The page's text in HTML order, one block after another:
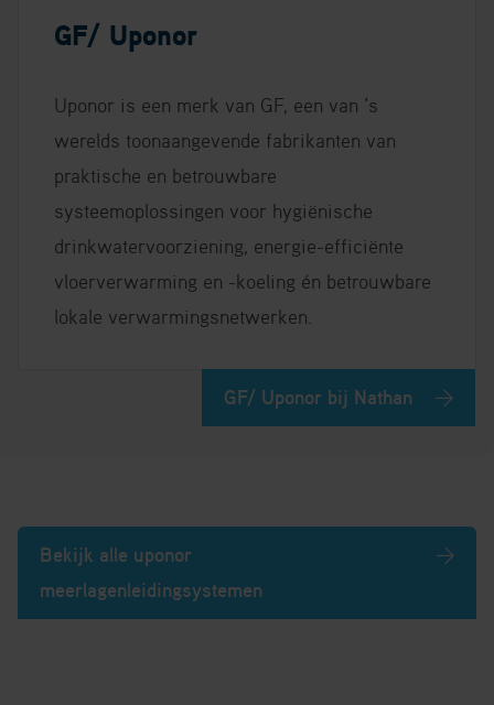
GF/ Uponor
Uponor is een merk van GF, een van ‘s
werelds toonaangevende fabrikanten van
praktische en betrouwbare
systeemoplossingen voor hygiënische
drinkwatervoorziening, energie-efficiënte
vloerverwarming en -koeling én betrouwbare
lokale verwarmingsnetwerken.
GF/ Uponor bij Nathan
Bekijk alle uponor
meerlagenleidingsystemen